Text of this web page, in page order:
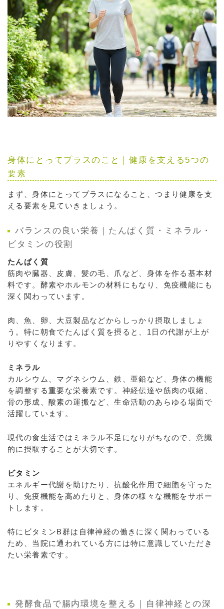
身体にとってプラスのこと｜健康を支える5つの
要素
まず、身体にとってプラスになること、つまり健康を支
える要素を見ていきましょう。
バランスの良い栄養｜たんぱく質・ミネラル・
ビタミンの役割
たんぱく質
筋肉や臓器、皮膚、髪の毛、爪など、身体を作る基本材
料です。酵素やホルモンの材料にもなり、免疫機能にも
深く関わっています。
肉、魚、卵、大豆製品などからしっかり摂取しましょ
う。特に朝食でたんぱく質を摂ると、1日の代謝が上が
りやすくなります。
ミネラル
カルシウム、マグネシウム、鉄、亜鉛など、身体の機能
を調整する重要な栄養素です。神経伝達や筋肉の収縮、
骨の形成、酸素の運搬など、生命活動のあらゆる場面で
活躍しています。
現代の食生活ではミネラル不足になりがちなので、意識
的に摂取することが大切です。
ビタミン
エネルギー代謝を助けたり、抗酸化作用で細胞を守った
り、免疫機能を高めたりと、身体の様々な機能をサポー
トします。
特にビタミンB群は自律神経の働きに深く関わっている
ため、当院に通われている方には特に意識していただき
たい栄養素です。
発酵食品で腸内環境を整える｜自律神経との深